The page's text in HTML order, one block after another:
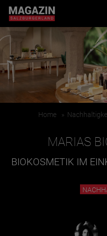
Zum Inhalt springen
BEITRÄGE IN MEINER
BEITRÄGE IN
Magazin durchsuchen...
Home »
MARIAS
BIOKOSMETIK IM